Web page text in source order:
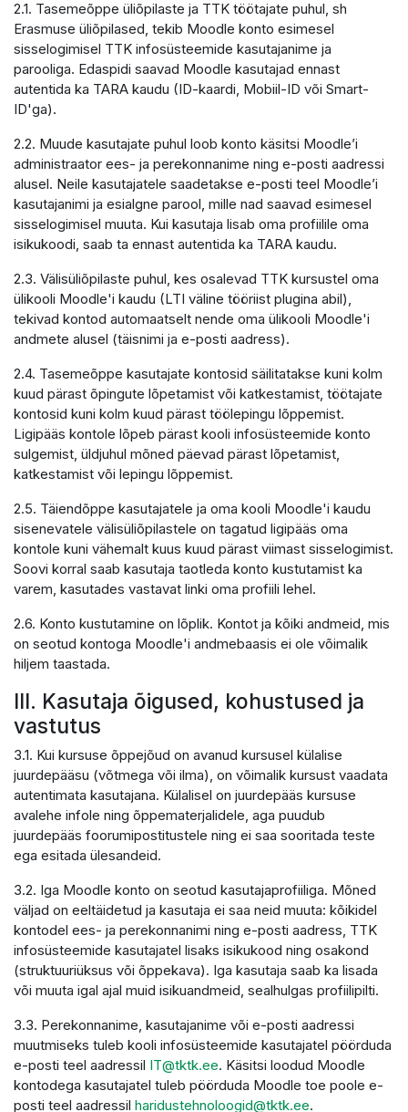
2.1. Tasemeõppe üliõpilaste ja TTK töötajate puhul, sh
Erasmuse üliõpilased, tekib Moodle konto esimesel
sisselogimisel TTK infosüsteemide kasutajanime ja
parooliga. Edaspidi saavad Moodle kasutajad ennast
autentida ka TARA kaudu (ID-kaardi, Mobiil-ID või Smart-
ID'ga).
2.2. Muude kasutajate puhul loob konto käsitsi Moodle’i
administraator ees- ja perekonnanime ning e-posti aadressi
alusel. Neile kasutajatele saadetakse e-posti teel Moodle’i
kasutajanimi ja esialgne parool, mille nad saavad esimesel
sisselogimisel muuta. Kui kasutaja lisab oma profiilile oma
isikukoodi, saab ta ennast autentida ka TARA kaudu.
2.3. Välisüliõpilaste puhul, kes osalevad TTK kursustel oma
ülikooli Moodle'i kaudu (LTI väline tööriist plugina abil),
tekivad kontod automaatselt nende oma ülikooli Moodle'i
andmete alusel (täisnimi ja e-posti aadress).
2.4. Tasemeõppe kasutajate kontosid säilitatakse kuni kolm
kuud pärast õpingute lõpetamist või katkestamist, töötajate
kontosid kuni kolm kuud pärast töölepingu lõppemist.
Ligipääs kontole lõpeb pärast kooli infosüsteemide konto
sulgemist, üldjuhul mõned päevad pärast lõpetamist,
katkestamist või lepingu lõppemist.
2.5. Täiendõppe kasutajatele ja oma kooli Moodle'i kaudu
sisenevatele välisüliõpilastele on tagatud ligipääs oma
kontole kuni vähemalt kuus kuud pärast viimast sisselogimist.
Soovi korral saab kasutaja taotleda konto kustutamist ka
varem, kasutades vastavat linki oma profiili lehel.
2.6. Konto kustutamine on lõplik. Kontot ja kõiki andmeid, mis
on seotud kontoga Moodle'i andmebaasis ei ole võimalik
hiljem taastada.
III. Kasutaja õigused, kohustused ja
vastutus
3.1. Kui kursuse õppejõud on avanud kursusel külalise
juurdepääsu (võtmega või ilma), on võimalik kursust vaadata
autentimata kasutajana. Külalisel on juurdepääs kursuse
avalehe infole ning õppematerjalidele, aga puudub
juurdepääs foorumipostitustele ning ei saa sooritada teste
ega esitada ülesandeid.
3.2. Iga Moodle konto on seotud kasutajaprofiiliga. Mõned
väljad on eeltäidetud ja kasutaja ei saa neid muuta: kõikidel
kontodel ees- ja perekonnanimi ning e-posti aadress, TTK
infosüsteemide kasutajatel lisaks isikukood ning osakond
(struktuuriüksus või õppekava). Iga kasutaja saab ka lisada
või muuta igal ajal muid isikuandmeid, sealhulgas profiilipilti.
3.3. Perekonnanime, kasutajanime või e-posti aadressi
muutmiseks tuleb kooli infosüsteemide kasutajatel pöörduda
e-posti teel aadressil IT@tktk.ee. Käsitsi loodud Moodle
kontodega kasutajatel tuleb pöörduda Moodle toe poole e-
posti teel aadressil haridustehnoloogid@tktk.ee.